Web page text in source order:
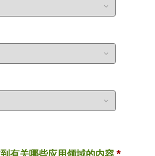
有关哪些应用领域的内容